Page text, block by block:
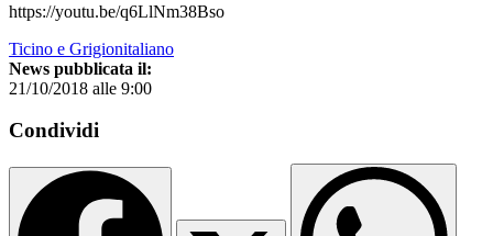
https://youtu.be/q6LlNm38Bso
Ticino e Grigionitaliano
News pubblicata il:
21/10/2018 alle 9:00
Condividi